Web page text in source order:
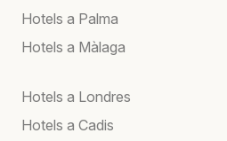
Hotels a Palma
Hotels a Màlaga
Hotels a Londres
Hotels a Cadis